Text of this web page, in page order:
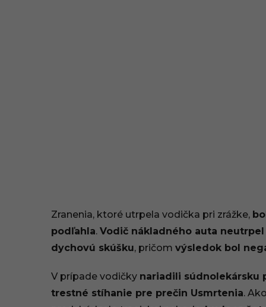
Zranenia, ktoré utrpela vodička pri zrážke,
podľahla. Vodič nákladného auta
dychovú skúšku, pričom výsledok bol
V prípade vodičky nariadili súdnolekársku
trestné stíhanie pre prečin Usmrtenia.